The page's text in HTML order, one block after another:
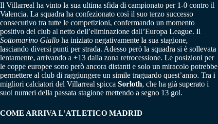
Il Villarreal ha vinto la sua ultima sfida di campionato per 1-0 contro il
Valencia. La squadra ha confezionato così il suo terzo successo
consecutivo tra tutte le competizioni, confermando un momento
positivo del club al netto dell’eliminazione dall’Europa League. Il
Sottomarino Giallo ha iniziato negativamente la sua stagione,
lasciando diversi punti per strada. Adesso però la squadra si è sollevata
lentamente, arrivando a +13 dalla zona retrocessione. Le posizioni per
le coppe europee sono però ancora distanti e solo un miracolo potrebbe
permettere al club di raggiungere un simile traguardo quest’anno. Tra i
migliori calciatori del Villarreal spicca Sorloth, che ha già superato i
suoi numeri della passata stagione mettendo a segno 13 gol.
COME ARRIVA L’ATLETICO MADRID